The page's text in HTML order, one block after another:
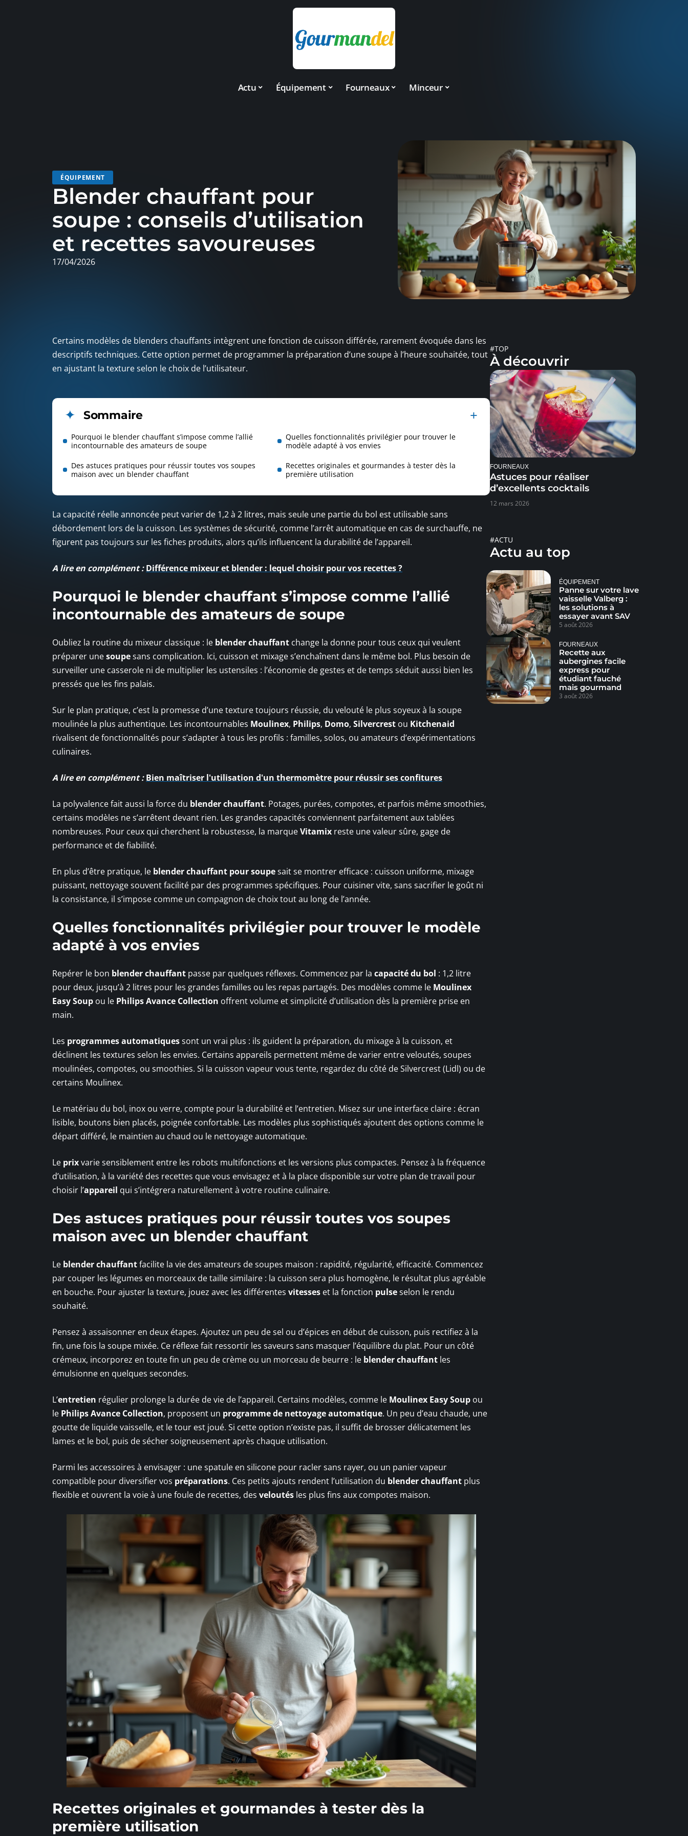
Actu Équipement Fourneaux Minceur
ÉQUIPEMENT
Blender chauffant pour
soupe : conseils d’utilisation
et recettes savoureuses
17/04/2026
Certains modèles de blenders chauffants intègrent une fonction de cuisson différée, rarement évoquée dans les
descriptifs techniques. Cette option permet de programmer la préparation d’une soupe à l’heure souhaitée, tout
en ajustant la texture selon le choix de l’utilisateur.
Sommaire
Pourquoi le blender chauffant s’impose comme l’allié
incontournable des amateurs de soupe
Quelles fonctionnalités privilégier pour trouver le
modèle adapté à vos envies
Des astuces pratiques pour réussir toutes vos soupes
maison avec un blender chauffant
Recettes originales et gourmandes à tester dès la
première utilisation
La capacité réelle annoncée peut varier de 1,2 à 2 litres, mais seule une partie du bol est utilisable sans
débordement lors de la cuisson. Les systèmes de sécurité, comme l’arrêt automatique en cas de surchauffe, ne
figurent pas toujours sur les fiches produits, alors qu’ils influencent la durabilité de l’appareil.
A lire en complément : Différence mixeur et blender : lequel choisir pour vos recettes ?
Pourquoi le blender chauffant s’impose comme l’allié
incontournable des amateurs de soupe
Oubliez la routine du mixeur classique : le blender chauffant change la donne pour tous ceux qui veulent
préparer unesoupesans complication. Ici, cuisson et mixage s’enchaînent dans le même bol. Plus besoin de
surveiller une casserole ni de multiplier les ustensiles : l’économie de gestes et de temps séduit aussi bien les
pressés que les fins palais.
Sur le plan pratique, c’est la promesse d’une texture toujours réussie, du velouté le plus soyeux à la soupe
moulinée la plus authentique. Les incontournables Moulinex, Philips, Domo, Silvercrest ou Kitchenaid
rivalisent de fonctionnalités pour s’adapter à tous les profils : familles, solos, ou amateurs d’expérimentations
culinaires.
A lire en complément : Bien maîtriser l'utilisation d'un thermomètre pour réussir ses confitures
La polyvalence fait aussi la force du blender chauffant. Potages, purées, compotes, et parfois même smoothies,
certains modèles ne s’arrêtent devant rien. Les grandes capacités conviennent parfaitement aux tablées
nombreuses. Pour ceux qui cherchent la robustesse, la marqueVitamix reste une valeur sûre, gage de
performance et de fiabilité.
En plus d’être pratique, le blender chauffant pour soupesait se montrer efficace : cuisson uniforme, mixage
puissant, nettoyage souvent facilité par des programmes spécifiques. Pour cuisiner vite, sans sacrifier le goût ni
la consistance, il s’impose comme un compagnon de choix tout au long de l’année.
Quelles fonctionnalités privilégier pour trouver le modèle
adapté à vos envies
Repérer le bon blender chauffant passe par quelques réflexes. Commencez par la capacité du bol : 1,2 litre
pour deux, jusqu’à 2 litres pour les grandes familles ou les repas partagés. Des modèles comme le Moulinex
Easy Soup ou le Philips Avance Collection offrent volume et simplicité d’utilisation dès la première prise en
main.
Les programmes automatiquessont un vrai plus : ils guident la préparation, du mixage à la cuisson, et
déclinent les textures selon les envies. Certains appareils permettent même de varier entre veloutés, soupes
moulinées, compotes, ou smoothies. Si la cuisson vapeur vous tente, regardez du côté de Silvercrest (Lidl) ou de
certains Moulinex.
Le matériau du bol, inox ou verre, compte pour la durabilité et l’entretien. Misez sur une interface claire : écran
lisible, boutons bien placés, poignée confortable. Les modèles plus sophistiqués ajoutent des options comme le
départ différé, le maintien au chaud ou le nettoyage automatique.
Le prixvarie sensiblement entre les robots multifonctions et les versions plus compactes. Pensez à la fréquence
d’utilisation, à la variété des recettes que vous envisagez et à la place disponible sur votre plan de travail pour
choisir l’appareil qui s’intégrera naturellement à votre routine culinaire.
Des astuces pratiques pour réussir toutes vos soupes
maison avec un blender chauffant
Le blender chauffantfacilite la vie des amateurs de soupes maison : rapidité, régularité, efficacité. Commencez
par couper les légumes en morceaux de taille similaire : la cuisson sera plus homogène, le résultat plus agréable
en bouche. Pour ajuster la texture, jouez avec les différentes vitesses et la fonction pulseselon le rendu
souhaité.
Pensez à assaisonner en deux étapes. Ajoutez un peu de sel ou d’épices en début de cuisson, puis rectifiez à la
fin, une fois la soupe mixée. Ce réflexe fait ressortir les saveurs sans masquer l’équilibre du plat. Pour un côté
crémeux, incorporez en toute fin un peu de crème ou un morceau de beurre : le blender chauffant les
émulsionne en quelques secondes.
L’entretien régulier prolonge la durée de vie de l’appareil. Certains modèles, comme le Moulinex Easy Soup ou
le Philips Avance Collection, proposent un programme de nettoyage automatique. Un peu d’eau chaude, une
goutte de liquide vaisselle, et le tour est joué. Si cette option n’existe pas, il suffit de brosser délicatement les
lames et le bol, puis de sécher soigneusement après chaque utilisation.
Parmi les accessoires à envisager : une spatule en silicone pour racler sans rayer, ou un panier vapeur
compatible pour diversifier vos préparations. Ces petits ajouts rendent l’utilisation du blender chauffant plus
flexible et ouvrent la voie à une foule de recettes, des veloutés les plus fins aux compotes maison.
Recettes originales et gourmandes à tester dès la
première utilisation
#TOP
À découvrir
FOURNEAUX
Astuces pour réaliser
d’excellents cocktails
12 mars 2026
#ACTU
Actu au top
ÉQUIPEMENT
Panne sur votre lave
vaisselle Valberg :
les solutions à
essayer avant SAV
5 août 2026
FOURNEAUX
Recette aux
aubergines facile
express pour
étudiant fauché
mais gourmand
3 août 2026